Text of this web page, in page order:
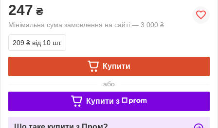
247 ₴
Мінімальна сума замовлення на сайті — 3 000 ₴
209 ₴ від 10 шт.
Купити
або
Купити з